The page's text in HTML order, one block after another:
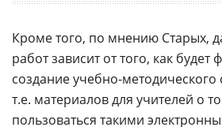
Кроме того, по мнению Старых,
работ зависит от того, как будет
создание учебно-
т.е. материалов для учителей о
пользоваться такими